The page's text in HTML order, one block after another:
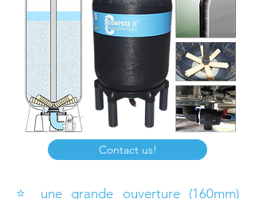
Contact us!
⭐ une grande ouverture (160mm)